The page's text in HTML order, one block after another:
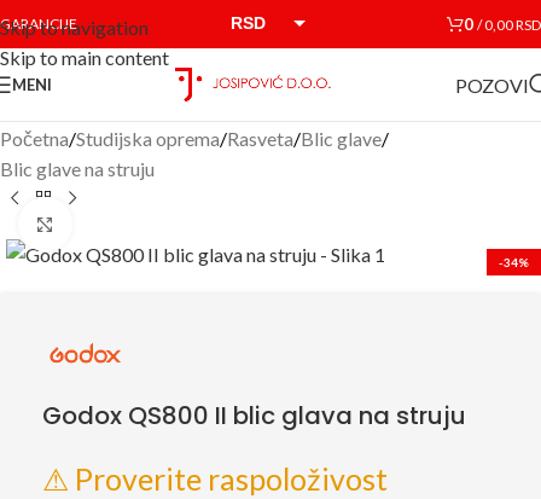
Skip to navigation
Skip to main content
GARANCIJE RSD 0 /0,00RSD
MENI POZOVI
Početna/Studijska oprema/Rasveta/Blic glave/
Blic glave na struju
-34%
Godox QS800 II blic glava na struju
⚠ Proverite raspoloživost